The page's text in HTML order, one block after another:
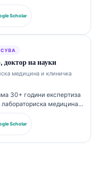
и дијагностичка
сертификати во
обемно за панели
Scholar
на науки
медицина и клиничка
30+ години експертиза
лабораториска медицина и
Поранешен
друштво за клиничка
за анализа на
Scholar